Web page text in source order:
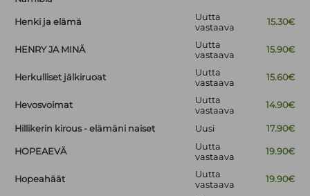
Henki ja elämä
Uutta
vastaava
15.30€
HENRY JA MINÄ
Uutta
vastaava
15.90€
Herkulliset jälkiruoat
Uutta
vastaava
15.60€
Hevosvoimat
Uutta
vastaava
14.90€
Hillikerin kirous - elämäni naiset Uusi 17.90€
HOPEAEVÄ
Uutta
vastaava
19.90€
Hopeahäät
Uutta
vastaava
19.90€